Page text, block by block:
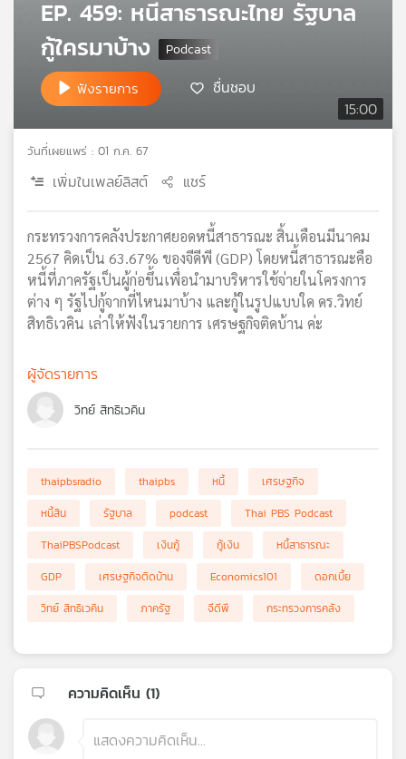
วิทยุ
ข่าย
15:00
EP. 459: หนี้สาธารณะไทย รัฐบาล
กู้ใครมาบ้าง
ฟังรายการ ชื่นชอบ
วันที่เผยแพร่ : 01 ก.ค. 67
เพิ่มในเพลย์ลิสต์ แชร์
กระทรวงการคลังประกาศยอดหนี้สาธารณะ สิ้นเดือนมีนาคม
2567 คิดเป็น 63.67% ของจีดีพี (GDP) โดยหนี้สาธารณะคือ
หนี้ที่ภาครัฐเป็นผู้ก่อขึ้นเพื่อนำมาบริหารใช้จ่ายในโครงการ
ต่าง ๆ รัฐไปกู้จากที่ไหนมาบ้าง และกู้ในรูปแบบใด ดร.วิทย์
สิทธิเวคิน เล่าให้ฟังในรายการ เศรษฐกิจติดบ้าน ค่ะ
ผู้จัดรายการ
วิทย์ สิทธิเวคิน
thaipbsradio thaipbs หนี้
เศรษฐกิจ
หนี้สิน
รัฐบาล podcast
Thai PBS Podcast
ThaiPBSPodcast
เงินกู้ กู้เงิน
หนี้สาธารณะ
GDP
เศรษฐกิจติดบ้าน Economics101
ดอกเบี้ย
วิทย์ สิทธิเวคิน
ภาครัฐ จีดีพี กระทรวงการคลัง
ความคิดเห็น (1)